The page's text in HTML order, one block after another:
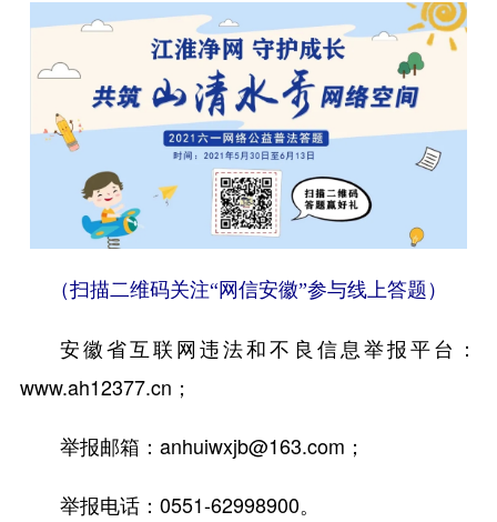
（扫描二维码关注“网信安徽”参与线上答题）
安徽省互联网违法和不良信息举报平台：
www.ah12377.cn；
举报邮箱：anhuiwxjb@163.com；
举报电话：0551-62998900。